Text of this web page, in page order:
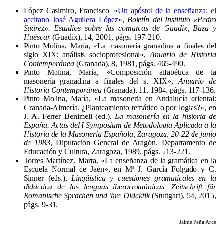
López Casimiro, Francisco, «Un apóstol de la enseñanza: el
accitano José Aguilera López», Boletín del Instituto «Pedro
Suárez». Estudios sobre las comarcas de Guadix, Baza y
Huéscar(Guadix), 14, 2001, págs. 197-210.
Pinto Molina, María, «La masonería granadina a finales del
siglo XIX: análisis socioprofesional», Anuario de Historia
Contemporánea (Granada), 8, 1981, págs. 465-490.
Pinto Molina, María, «Composición alfabética de la
masonería granadina a finales del s. XIX», Anuario de
Historia Contemporánea (Granada), 11, 1984, págs. 117-136.
Pinto Molina, María, «La masonería en Andalucía oriental:
Granada-Almería. ¿Planteamiento temático o por logias?», en
J. A. Ferrer Benimeli (ed.), La masonería en la historia de
España. Actas del I Symposium de Metodología Aplicada a la
Historia de la Masonería Española, Zaragoza, 20-22 de junio
de 1983, Diputación General de Aragón. Departamento de
Educación y Cultura, Zaragoza, 1989, págs. 213-221.
Torres Martínez, Marta, «La enseñanza de la gramática en la
Escuela Normal de Jaén», en Mª J. García Folgado y C.
Sinner (eds.), Lingüística y cuestiones gramaticales en la
didáctica de las lenguas iberorrománicas, Zeitschrift für
Romanische Sprachen und ihre Didaktik(Stuttgart), 54, 2015,
págs. 9-31.
Jaime Peña Arce